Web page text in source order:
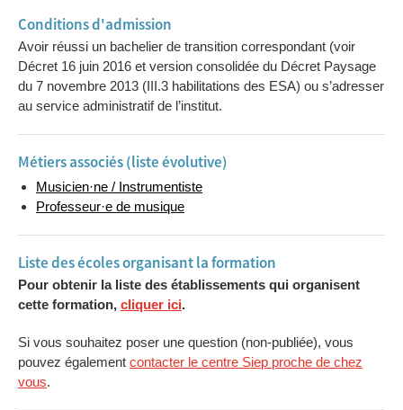
Conditions d'admission
Avoir réussi un bachelier de transition correspondant (voir
Décret 16 juin 2016 et version consolidée du Décret Paysage
du 7 novembre 2013 (III.3 habilitations des ESA) ou s’adresser
au service administratif de l’institut.
Métiers associés (liste évolutive)
Musicien·ne / Instrumentiste
Professeur·e de musique
Liste des écoles organisant la formation
Pour obtenir la liste des établissements qui organisent
cette formation, cliquer ici.
Si vous souhaitez poser une question (non-publiée), vous
pouvez également contacter le centre Siep proche de chez
vous.